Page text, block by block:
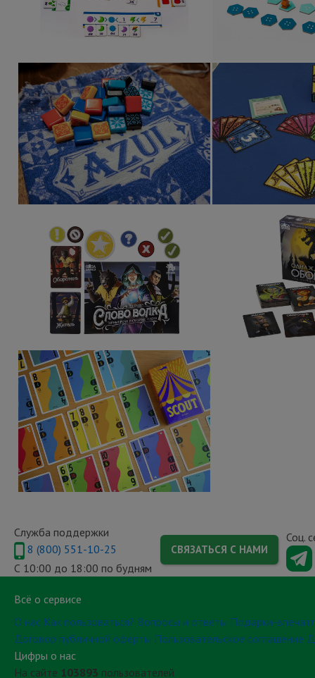
Всё о сервисе
О нас Как пользоваться? Вопросы и ответы Подарки-
Договор публичной оферты Пользовательское соглашение
Цифры о нас
На сайте 103893 пользователей
Служба поддержки
8 (800) 551-10-25
С 10:00 до 18:00 по будням
СВЯЗАТЬСЯ С НАМИ
Соц.